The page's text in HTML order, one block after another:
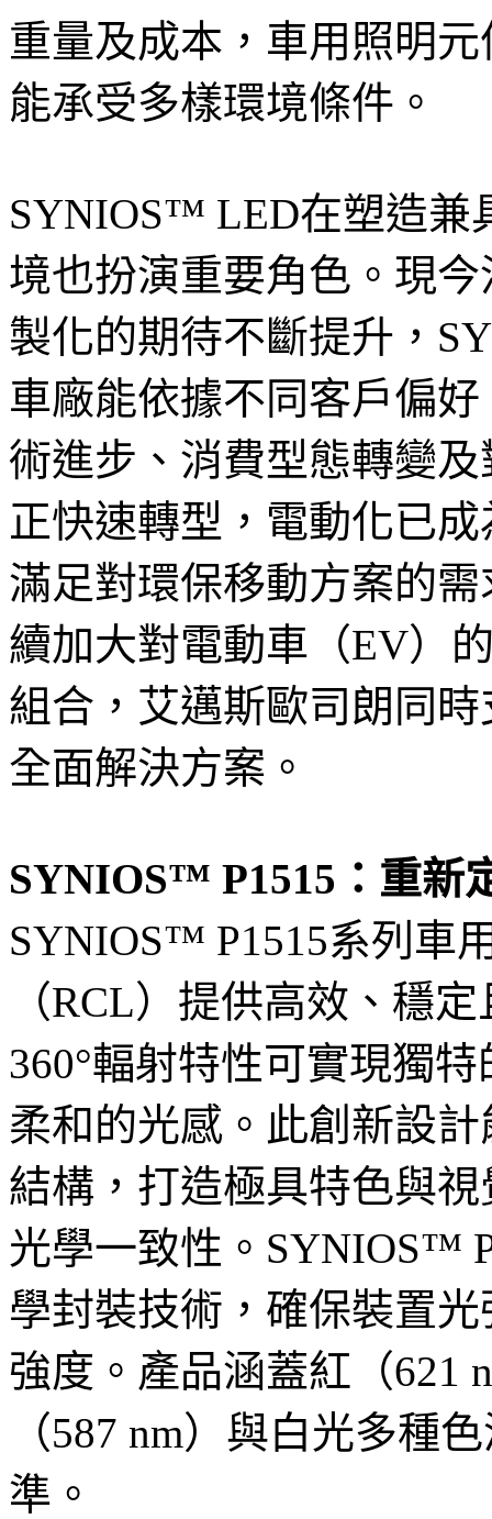
重量及成本，車用照明
能承受多樣環境條件。
SYNIOS™ LED在塑造兼
境也扮演重要角色。現
製化的期待不斷提升，
車廠能依據不同客戶偏
術進步、消費型態轉變
正快速轉型，電動化已
滿足對環保移動方案的
續加大對電動車（EV）
組合，艾邁斯歐司朗同
全面解決方案。
SYNIOS™ P1515：重新
SYNIOS™ P1515系列車
（RCL）提供高效、穩
360°輻射特性可實現獨
柔和的光感。此創新設
結構，打造極具特色與
光學一致性。SYNIOS™
學封裝技術，確保裝置
強度。產品涵蓋紅（621
（587 nm）與白光多種
準。